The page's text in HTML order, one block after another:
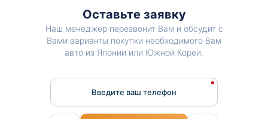
Оставьте заявку
Наш менеджер перезвонит Вам и обсудит с
Вами варианты покупки необходимого Вам
авто из Японии или Южной Кореи.
Введите ваш телефон